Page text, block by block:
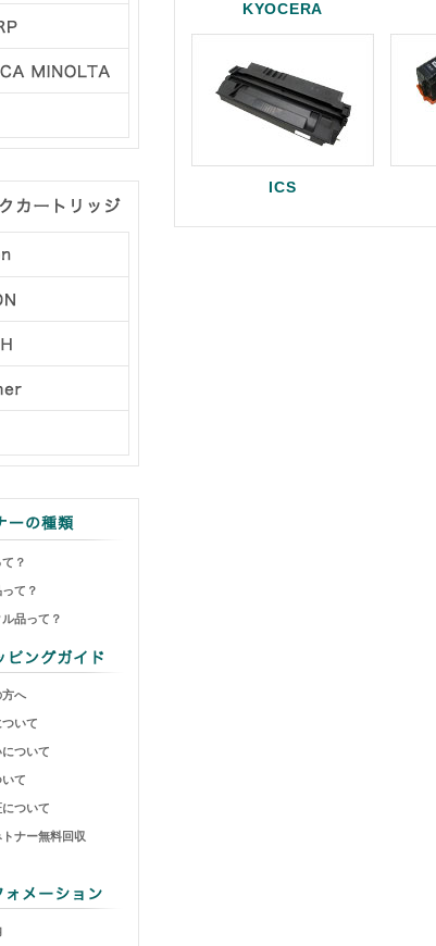
？
て？
品って？
方へ
いて
ついて
て
ついて
ナー無料回収
KYOCERA
ICS